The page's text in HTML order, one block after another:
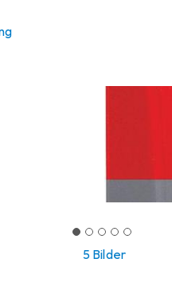
5 Bilder